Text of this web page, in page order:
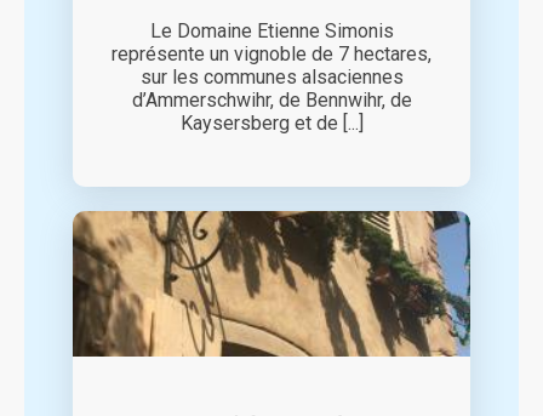
Le Domaine Etienne Simonis
représente un vignoble de 7 hectares,
sur les communes alsaciennes
d’Ammerschwihr, de Bennwihr, de
Kaysersberg et de [...]